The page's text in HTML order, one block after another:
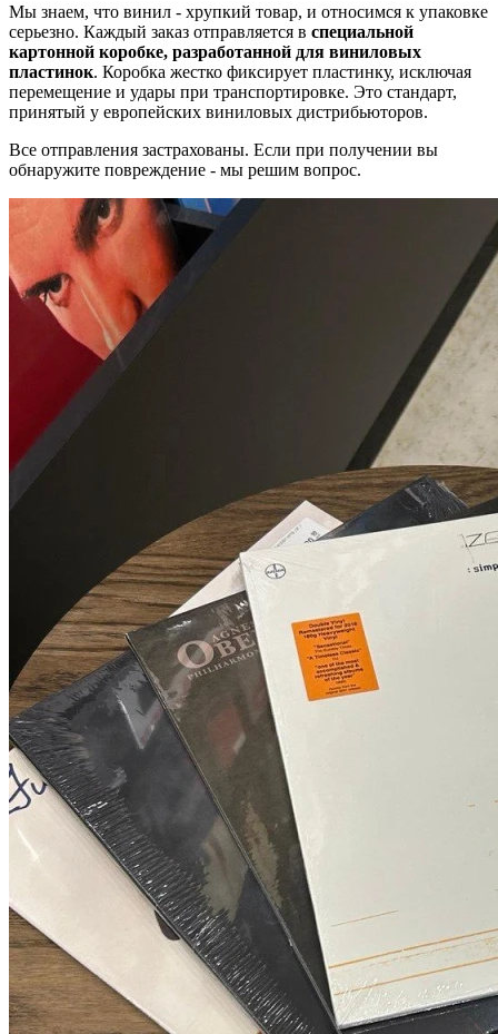
Мы знаем, что винил - хрупкий товар, и относимся к упаковке
серьезно. Каждый заказ отправляется в специальной
картонной коробке, разработанной для виниловых
пластинок. Коробка жестко фиксирует пластинку, исключая
перемещение и удары при транспортировке. Это стандарт,
принятый у европейских виниловых дистрибьюторов.
Все отправления застрахованы. Если при получении вы
обнаружите повреждение - мы решим вопрос.